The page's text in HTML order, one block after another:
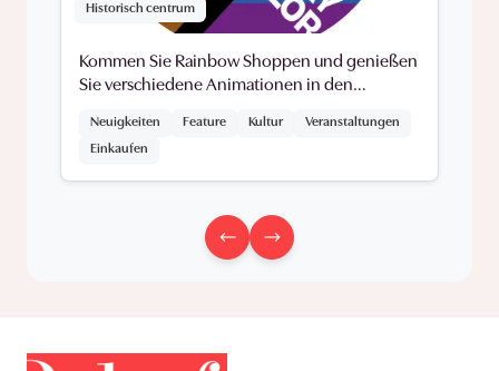
Historisch centrum
Kommen Sie Rainbow Shoppen und genießen
Sie verschiedene Animationen in den
Neuigkeiten Feature Kultur
Veranstaltungen
Einkaufen